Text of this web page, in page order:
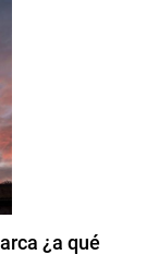
¿a qué